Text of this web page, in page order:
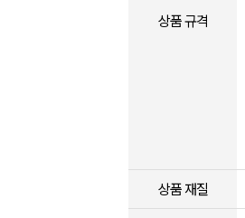
상품 규격
상품 재질